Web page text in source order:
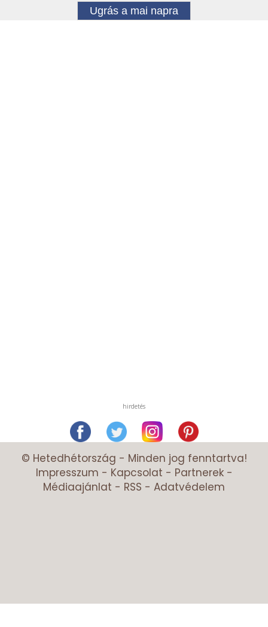
Ugrás a mai napra
hirdetés
© Hetedhétország - Minden jog fenntartva!
Impresszum - Kapcsolat - Partnerek-
Médiaajánlat - RSS - Adatvédelem